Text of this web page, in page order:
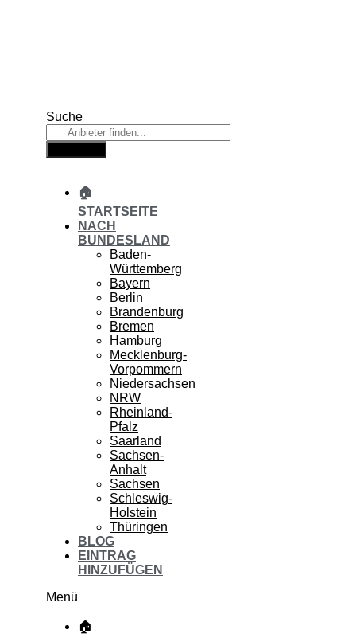
Suche
🏠
STARTSEITE
NACH
BUNDESLAND
Baden-
Württemberg
Bayern
Berlin
Brandenburg
Bremen
Hamburg
Mecklenburg-
Vorpommern
Niedersachsen
NRW
Rheinland-
Pfalz
Saarland
Sachsen-
Anhalt
Sachsen
Schleswig-
Holstein
Thüringen
BLOG
EINTRAG
HINZUFÜGEN
Menü
🏠